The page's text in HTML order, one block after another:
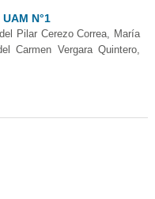
N°1
Pilar Cerezo Correa, María
Carmen Vergara Quintero,